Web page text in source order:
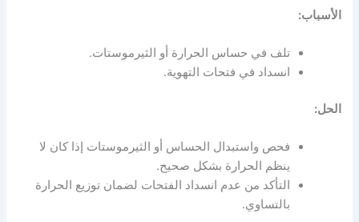
الأسباب:
تلف في حساس الحرارة أو الثيرموستات.
انسداد في فتحات التهوية.
الحل:
فحص واستبدال الحساس أو الثيرموستات إذا كان لا
ينظم الحرارة بشكل صحيح.
التأكد من عدم انسداد الفتحات لضمان توزيع الحرارة
بالتساوي.